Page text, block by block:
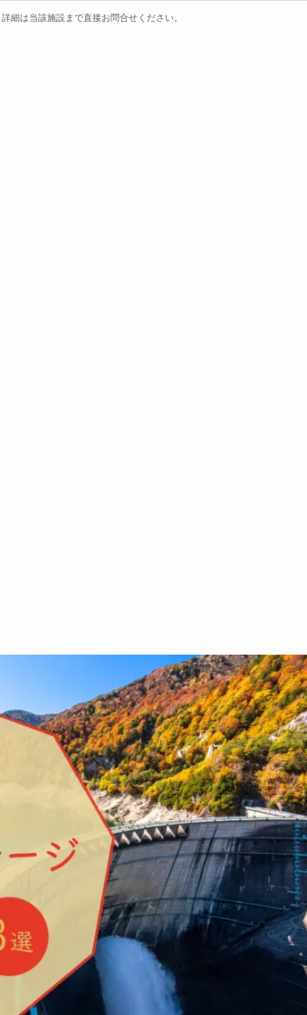
細は当該施設まで直接お問合せください。